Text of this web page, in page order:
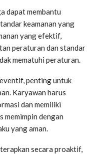
dapat membantu
keamanan yang
yang efektif,
peraturan dan standar
mematuhi peraturan.
penting untuk
Karyawan harus
dan memiliki
memimpin dengan
yang aman.
secara proaktif,